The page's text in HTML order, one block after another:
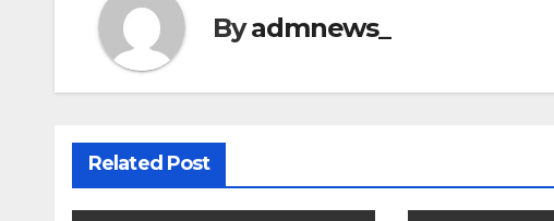
Byadmnews_
Related Post